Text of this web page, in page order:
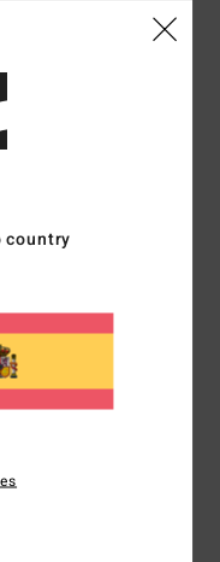
Marrón Mujer
poliéster, 1%
country